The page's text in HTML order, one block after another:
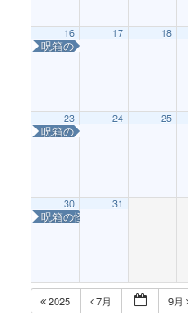
16
呪箱の怪〜はこねこを救え！〜
17 18
23
呪箱の怪〜はこねこを救え！〜
24 25
30
呪箱の怪〜はこねこを救え！〜
31
2025 7月 9月